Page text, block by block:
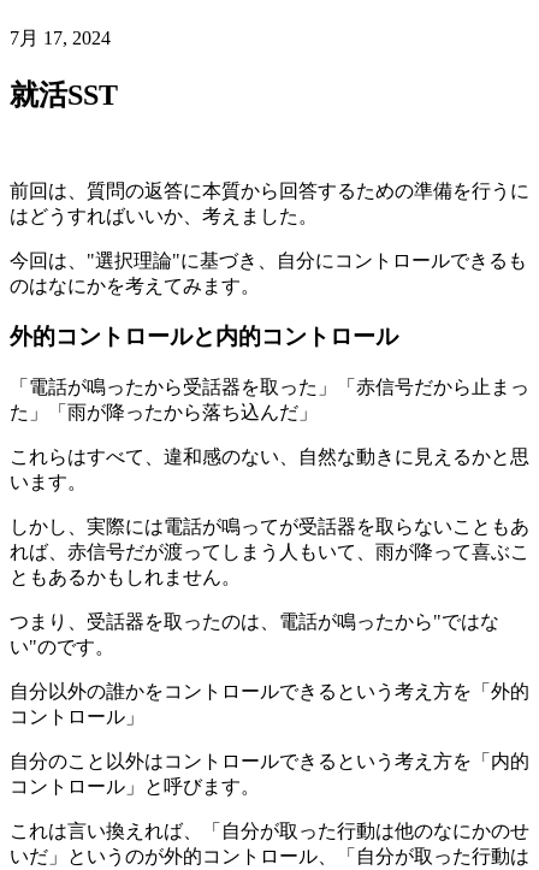
7月 17, 2024
就活SST
前回は、質問の返答に本質から回答するための準備を行うに
はどうすればいいか、考えました。
今回は、"選択理論"に基づき、自分にコントロールできるも
のはなにかを考えてみます。
外的コントロールと内的コントロール
「電話が鳴ったから受話器を取った」「赤信号だから止まっ
た」「雨が降ったから落ち込んだ」
これらはすべて、違和感のない、自然な動きに見えるかと思
います。
しかし、実際には電話が鳴ってが受話器を取らないこともあ
れば、赤信号だが渡ってしまう人もいて、雨が降って喜ぶこ
ともあるかもしれません。
つまり、受話器を取ったのは、電話が鳴ったから"ではな
い"のです。
自分以外の誰かをコントロールできるという考え方を「外的
コントロール」
自分のこと以外はコントロールできるという考え方を「内的
コントロール」と呼びます。
これは言い換えれば、「自分が取った行動は他のなにかのせ
いだ」というのが外的コントロール、「自分が取った行動は